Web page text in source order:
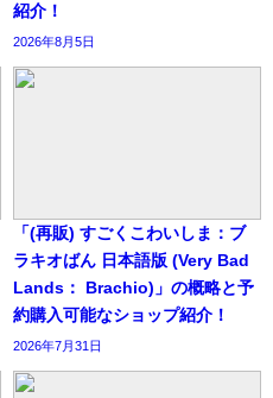
紹介！
2026年8月5日
「(再販) すごくこわいしま：ブ
ラキオばん 日本語版 (Very Bad
Lands： Brachio)」の概略と予
約購入可能なショップ紹介！
2026年7月31日